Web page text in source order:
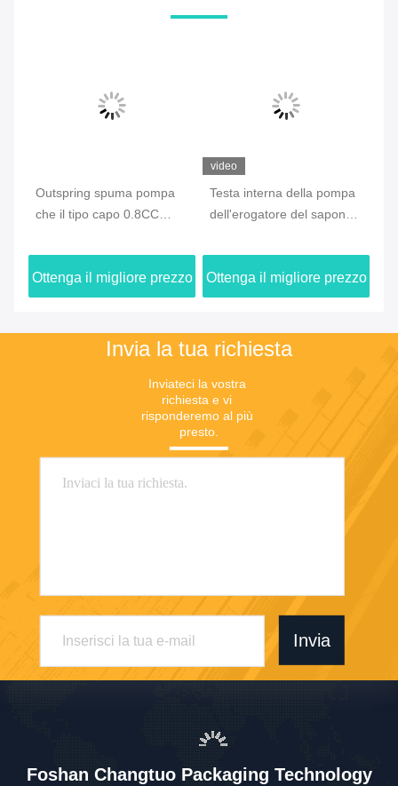
Outspring spuma pompa
che il tipo capo 0.8CC
la pulizia facciale
Ottenga il migliore prezzo
video
Testa interna della pompa
dell'erogatore del sapone
riciclata per il prodotto
disinfettante della mano
Ottenga il migliore prezzo
Invia la tua richiesta
Inviateci la vostra
richiesta e vi
risponderemo al più
presto.
Invia
Foshan Changtuo Packaging Technology